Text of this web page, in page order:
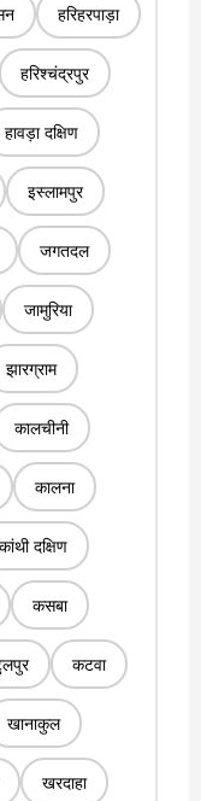
हरिहरपाड़ा
हरिश्चंद्रपुर
हावड़ा दक्षिण
इस्लामपुर
जगतदल
जामुरिया
झारग्राम
कालचीनी
कालना
कांथी दक्षिण
कसबा
कटवा
खानाकुल
खरदाहा